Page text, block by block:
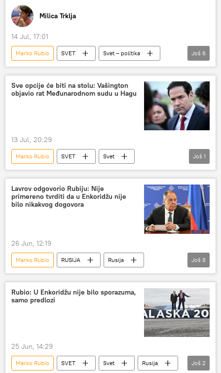
Milica Trklja
14 Jul, 17:01
Marko Rubio SVET
Svet – politika
Amerika
Hag Sud
MKS
Međunarodni krivični sud u Hagu
Goran Petronijević
Još 6
Sve opcije će biti na stolu: Vašington
objavio rat Međunarodnom sudu u Hagu
13 Jul, 20:29
Marko Rubio SVET
Svet
Svet – politika
Još 1
Lavrov odgovorio Rubiju: Nije
primereno tvrditi da u Enkoridžu nije
bilo nikakvog dogovora
26 Jun, 12:19
Marko Rubio RUSIJA
Rusija
Rusija – politika
Sergej Lavrov
SAD
Vladimir Putin
Donald Tramp
Aljaska
Još 8
Rubio: U Enkoridžu nije bilo sporazuma,
samo predlozi
25 Jun, 14:29
Marko Rubio SVET Svet
Rusija
Još 2